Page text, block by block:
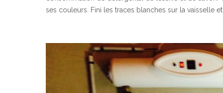
ses couleurs. Fini les traces blanches sur la vaisselle